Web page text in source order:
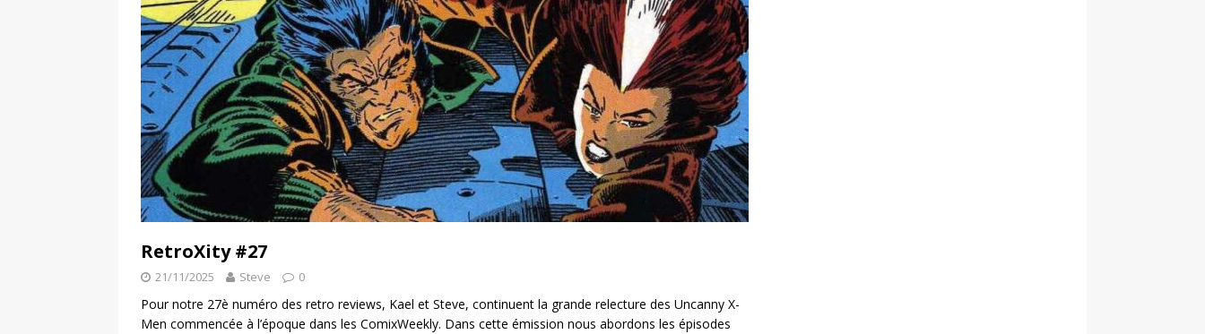
RetroXity #27
21/11/2025 Steve 0
Pour notre 27è numéro des retro reviews, Kael et Steve, continuent la grande relecture des Uncanny X-
Men commencée à l’époque dans les ComixWeekly. Dans cette émission nous abordons les épisodes